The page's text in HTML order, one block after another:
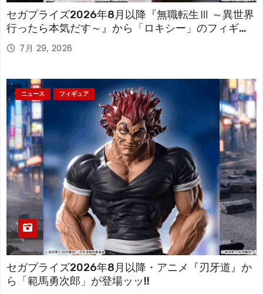
セガプライズ2026年8月以降『無職転生Ⅲ ～異世界
行ったら本気だす～』から「ロキシー」のフィギュ
アが登場！
7月 29, 2026
ニュース フィギュア
セガプライズ2026年8月以降・アニメ『刃牙道』か
ら「範馬勇次郎」が登場ッッ!!